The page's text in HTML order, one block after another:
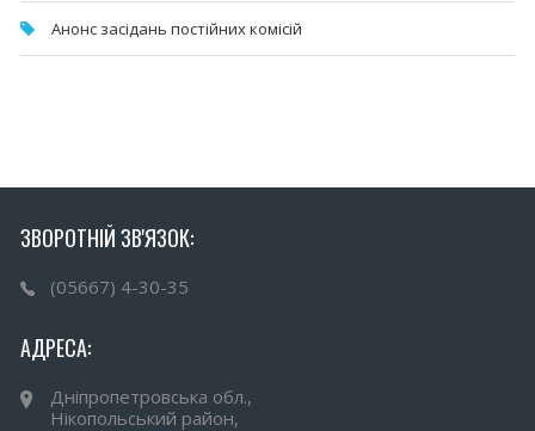
Анонс засідань постійних комісій
ЗВОРОТНІЙ ЗВ'ЯЗОК:
(05667) 4-30-35
АДРЕСА:
Дніпропетровська обл.,
Нікопольський район,